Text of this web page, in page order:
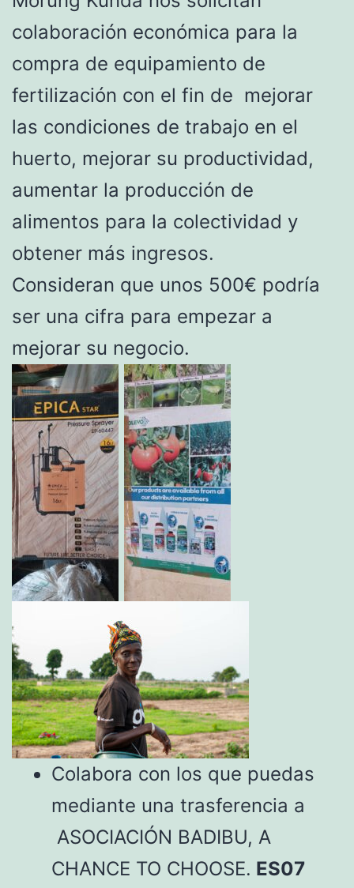
colaboración económica para la
compra de equipamiento de
fertilización con el fin de mejorar
las condiciones de trabajo en el
huerto, mejorar su productividad,
aumentar la producción de
alimentos para la colectividad y
obtener más ingresos.
Consideran que unos 500€ podría
ser una cifra para empezar a
mejorar su negocio.
Colabora con los que puedas
mediante una trasferencia a
ASOCIACIÓN BADIBU, A
CHANCE TO CHOOSE. ES07